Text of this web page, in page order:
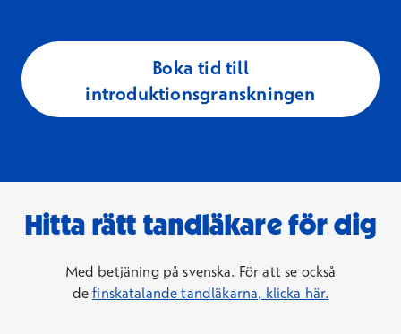
Boka tid till
introduktionsgranskningen
Hitta rätt tandläkare för dig
Med betjäning på svenska. För att se också
definskatalande tandläkarna, klicka här.